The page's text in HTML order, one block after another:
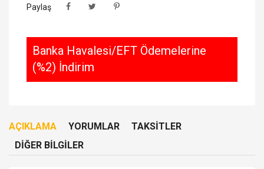
Paylaş
Banka Havalesi/EFT Ödemelerine
(%2) İndirim
AÇIKLAMA YORUMLAR
TAKSITLER
DIĞER BILGILER